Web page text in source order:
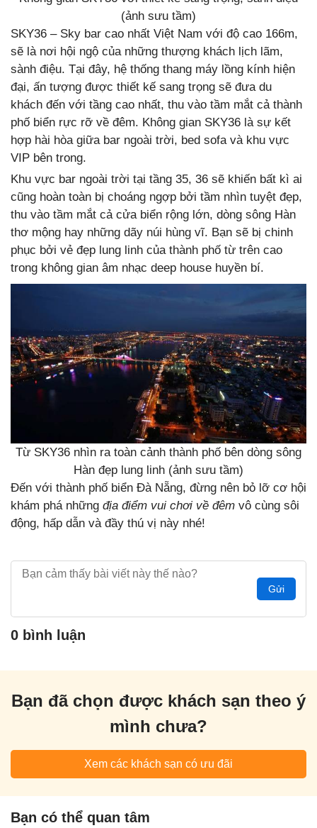
(ảnh sưu tầm)
SKY36 – Sky bar cao nhất Việt Nam với độ cao 166m,
sẽ là nơi hội ngộ của những thượng khách lịch lãm,
sành điệu. Tại đây, hệ thống thang máy lồng kính hiện
đại, ấn tượng được thiết kế sang trọng sẽ đưa du
khách đến với tầng cao nhất, thu vào tầm mắt cả thành
phố biển rực rỡ về đêm. Không gian SKY36 là sự kết
hợp hài hòa giữa bar ngoài trời, bed sofa và khu vực
VIP bên trong.
Khu vực bar ngoài trời tại tầng 35, 36 sẽ khiến bất kì ai
cũng hoàn toàn bị choáng ngợp bởi tầm nhìn tuyệt đẹp,
thu vào tầm mắt cả cửa biển rộng lớn, dòng sông Hàn
thơ mộng hay những dãy núi hùng vĩ. Bạn sẽ bị chinh
phục bởi vẻ đẹp lung linh của thành phố từ trên cao
trong không gian âm nhạc deep house huyền bí.
Từ SKY36 nhìn ra toàn cảnh thành phố bên dòng sông
Hàn đẹp lung linh (ảnh sưu tầm)
Đến với thành phố biển Đà Nẵng, đừng nên bỏ lỡ cơ hội
khám phá những địa điểm vui chơi về đêm vô cùng sôi
động, hấp dẫn và đầy thú vị này nhé!
Gửi
0 bình luận
Bạn đã chọn được khách sạn theo ý
mình chưa?
Xem các khách sạn có ưu đãi
Bạn có thể quan tâm